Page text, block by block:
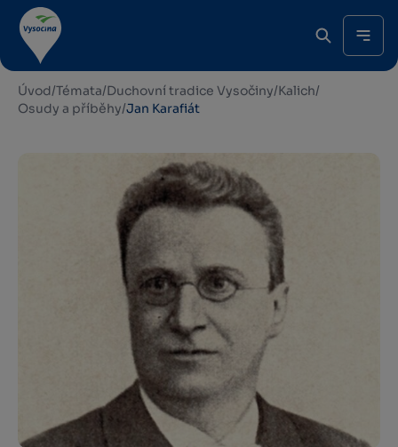
Úvod/Témata/Duchovní tradice Vysočiny/Kalich/
Osudy a příběhy/Jan Karafiát